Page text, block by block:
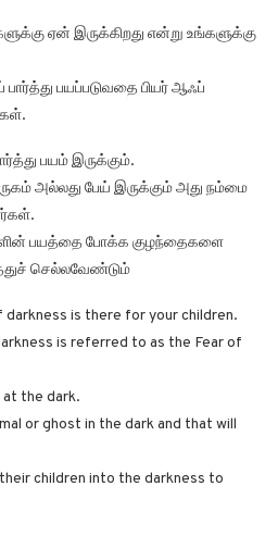
ஏன் இருக்கிறது என்று உங்களுக்கு
பயப்படுவதை பியர் ஆஃப்
பயம் இருக்கும்.
அல்லது பேய் இருக்கும் அது நம்மை
பயத்தை போக்க குழந்தைகளை
செல்லவேண்டும்
is there for your children.
is referred to as the Fear of
the dark.
or ghost in the dark and that will
children into the darkness to